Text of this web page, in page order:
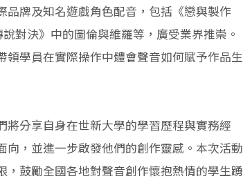
牌及知名遊戲角色配音，包括《戀與製作
對決》中的圖倫與維羅等，廣受業界推崇。
學員在實際操作中體會聲音如何賦予作品生
分享自身在世新大學的學習歷程與實務經
，並進一步啟發他們的創作靈感。本次活動
鼓勵全國各地對聲音創作懷抱熱情的學生踴